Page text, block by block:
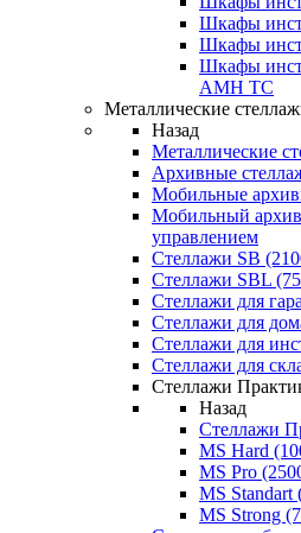
Шкафы
Шкафы
Шкафы
AMH TC
Металлические
Назад
Металлические
Архивные
Мобильные
Мобильный
управлением
Стеллажи SB
Стеллажи SBL
Стеллажи для
Стеллажи для
Стеллажи для
Стеллажи для
Стеллажи
Назад
Стеллажи
MS Hard
MS Pro
MS Standart
MS Strong